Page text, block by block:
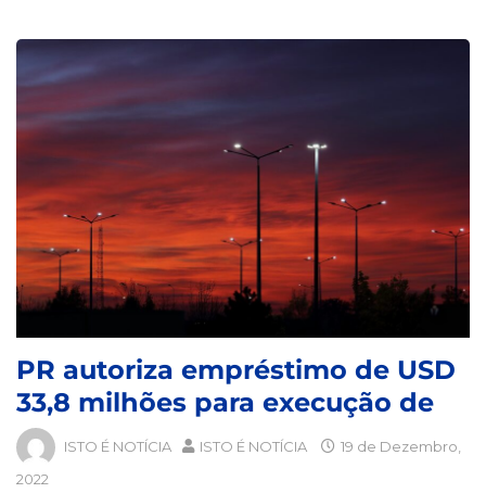
PR autoriza empréstimo de USD
33,8 milhões para execução de
ISTO É NOTÍCIA ISTO É NOTÍCIA
19 de Dezembro,
2022